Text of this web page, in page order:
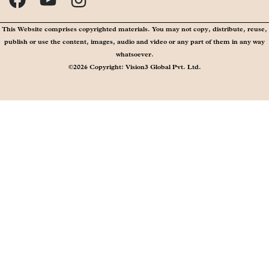
This Website comprises copyrighted materials. You may not copy, distribute, reuse,
publish or use the content, images, audio and video or any part of them in any way
whatsoever.
©2026 Copyright: Vision3 Global Pvt. Ltd.